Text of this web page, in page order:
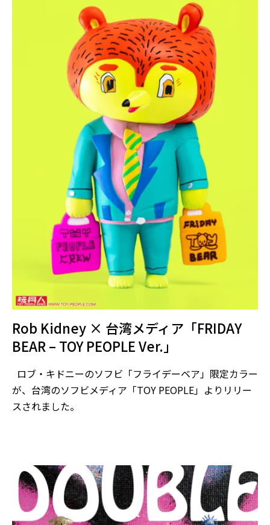
Rob Kidney × 台湾メディア「FRIDAY
BEAR – TOY PEOPLE Ver.」
ロブ・キドニーのソフビ「フライデーベア」限定カラー
が、台湾のソフビメディア「TOY PEOPLE」よりリリー
スされました。